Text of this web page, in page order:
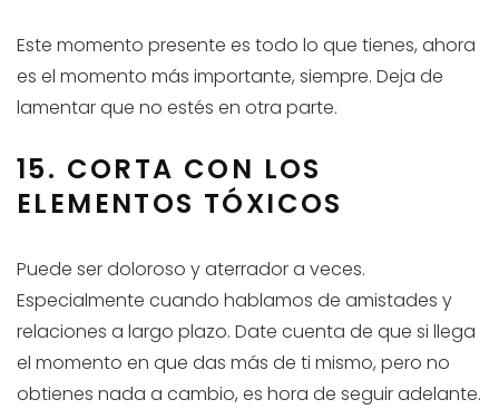
Este momento presente es todo lo que tienes, ahora
es el momento más importante, siempre. Deja de
lamentar que no estés en otra parte.
15. CORTA CON LOS
ELEMENTOS TÓXICOS
Puede ser doloroso y aterrador a veces.
Especialmente cuando hablamos de amistades y
relaciones a largo plazo. Date cuenta de que si llega
el momento en que das más de ti mismo, pero no
obtienes nada a cambio, es hora de seguir adelante.